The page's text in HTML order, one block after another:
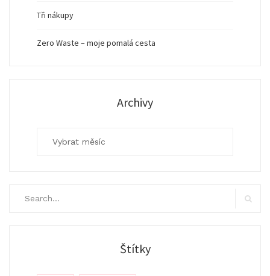
Tři nákupy
Zero Waste – moje pomalá cesta
Archivy
Štítky